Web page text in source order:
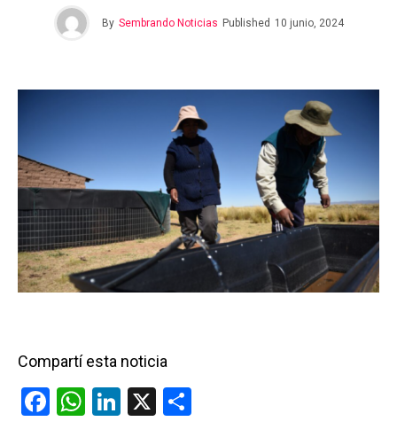
By Sembrando Noticias Published 10 junio, 2024
Compartí esta noticia
F
W Li
X